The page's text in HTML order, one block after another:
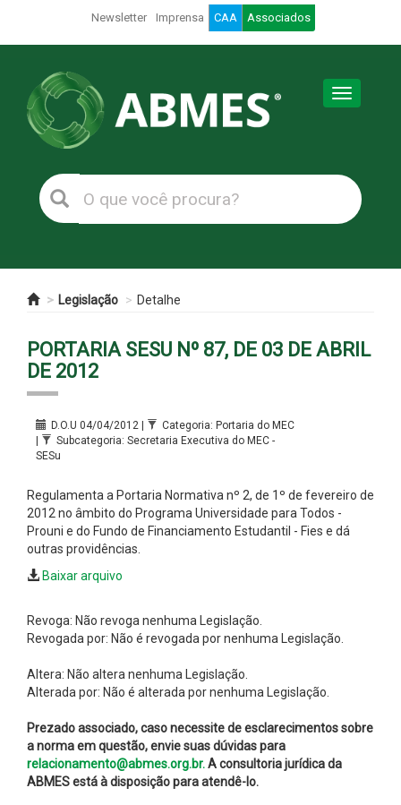
Newsletter Imprensa CAA Associados
Toggle
Legislação Detalhe
PORTARIA SESU Nº 87, DE 03 DE ABRIL
DE 2012
D.O.U 04/04/2012 |
Categoria: Portaria do MEC
|
Subcategoria: Secretaria Executiva do MEC -
SESu
Regulamenta a Portaria Normativa nº 2, de 1º de fevereiro de
2012 no âmbito do Programa Universidade para Todos -
Prouni e do Fundo de Financiamento Estudantil - Fies e dá
outras providências.
Baixar arquivo
Revoga: Não revoga nenhuma Legislação.
Revogada por: Não é revogada por nenhuma Legislação.
Altera: Não altera nenhuma Legislação.
Alterada por: Não é alterada por nenhuma Legislação.
Prezado associado, caso necessite de esclarecimentos sobre
a norma em questão, envie suas dúvidas para
relacionamento@abmes.org.br.A consultoria jurídica da
ABMES está à disposição para atendê-lo.